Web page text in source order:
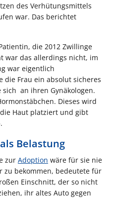
des Verhütungsmittels
war. Das berichtet
die 2012 Zwillinge
war das allerdings nicht, im
war eigentlich
die Frau ein absolut sicheres
an ihren Gynäkologen.
Dieses wird
Haut platziert und gibt
Belastung
zur Adoption wäre für sie nie
zu bekommen, bedeutete für
Einschnitt, der so nicht
ihr altes Auto gegen